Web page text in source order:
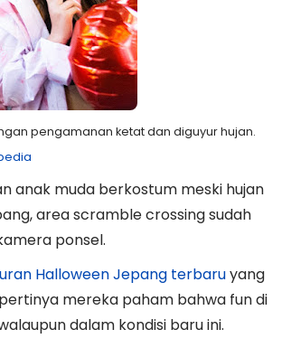
pengamanan ketat dan diguyur hujan.
anak muda berkostum meski hujan
area scramble crossing sudah
ponsel.
Halloween Jepang terbaruyang
mereka paham bahwa fun di
dalam kondisi baru ini.